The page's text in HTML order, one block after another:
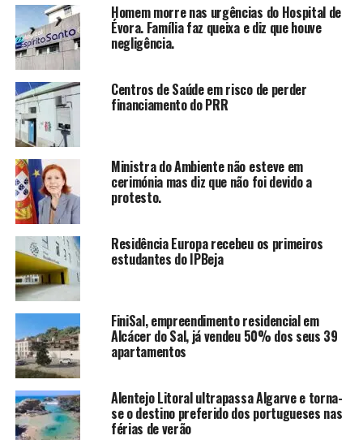
Homem morre nas urgências do Hospital de
Évora. Família faz queixa e diz que houve
negligência.
Centros de Saúde em risco de perder
financiamento do PRR
Ministra do Ambiente não esteve em
cerimónia mas diz que não foi devido a
protesto.
Residência Europa recebeu os primeiros
estudantes do IPBeja
FiniSal, empreendimento residencial em
Alcácer do Sal, já vendeu 50% dos seus 39
apartamentos
Alentejo Litoral ultrapassa Algarve e torna-
se o destino preferido dos portugueses nas
férias de verão